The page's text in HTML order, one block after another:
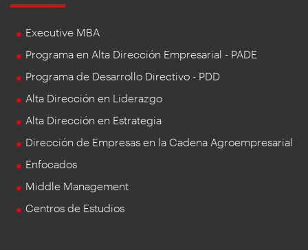
Executive MBA
Programa en Alta Dirección Empresarial - PADE
Programa de Desarrollo Directivo - PDD
Alta Dirección en Liderazgo
Alta Dirección en Estrategia
Dirección de Empresas en la Cadena Agroempresarial
Enfocados
Middle Management
Centros de Estudios